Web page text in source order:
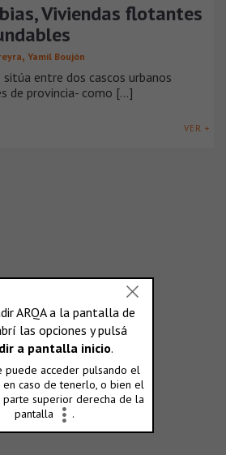
Viviendas flotantes
, Yamil Boujón
entre dos cascos urbanos
de provincia- como [...]
VER +